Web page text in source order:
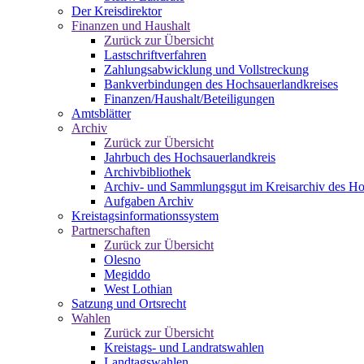
Der Kreisdirektor
Finanzen und Haushalt
Zurück zur Übersicht
Lastschriftverfahren
Zahlungsabwicklung und Vollstreckung
Bankverbindungen des Hochsauerlandkreises
Finanzen/Haushalt/Beteiligungen
Amtsblätter
Archiv
Zurück zur Übersicht
Jahrbuch des Hochsauerlandkreis
Archivbibliothek
Archiv- und Sammlungsgut im Kreisarchiv des
Aufgaben Archiv
Kreistagsinformationssystem
Partnerschaften
Zurück zur Übersicht
Olesno
Megiddo
West Lothian
Satzung und Ortsrecht
Wahlen
Zurück zur Übersicht
Kreistags- und Landratswahlen